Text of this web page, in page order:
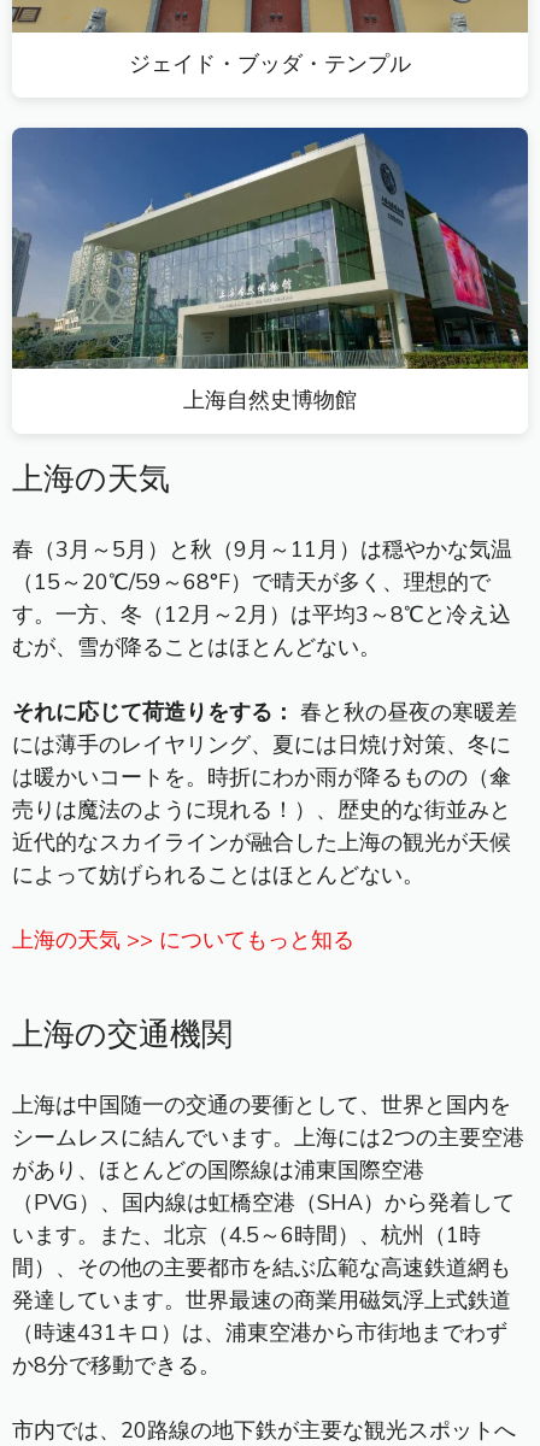
ジェイド・ブッダ・テンプル
上海自然史博物館
上海の天気
春（3月～5月）と秋（9月～11月）は穏やかな気温
（15～20℃/59～68°F）で晴天が多く、理想的で
す。一方、冬（12月～2月）は平均3～8℃と冷え込
むが、雪が降ることはほとんどない。
それに応じて荷造りをする： 春と秋の昼夜の寒暖差
には薄手のレイヤリング、夏には日焼け対策、冬に
は暖かいコートを。時折にわか雨が降るものの（傘
売りは魔法のように現れる！）、歴史的な街並みと
近代的なスカイラインが融合した上海の観光が天候
によって妨げられることはほとんどない。
上海の天気 >> についてもっと知る
上海の交通機関
上海は中国随一の交通の要衝として、世界と国内を
シームレスに結んでいます。上海には2つの主要空港
があり、ほとんどの国際線は浦東国際空港
（PVG）、国内線は虹橋空港（SHA）から発着して
います。また、北京（4.5～6時間）、杭州（1時
間）、その他の主要都市を結ぶ広範な高速鉄道網も
発達しています。世界最速の商業用磁気浮上式鉄道
（時速431キロ）は、浦東空港から市街地までわず
か8分で移動できる。
市内では、20路線の地下鉄が主要な観光スポットへ